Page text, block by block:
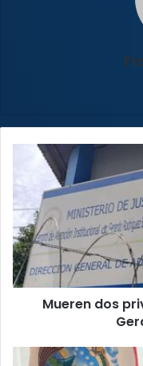
Mueren
privados
de
libertad
en
el
CAI
Gerardo
RodríguezMueren dos
Diputada